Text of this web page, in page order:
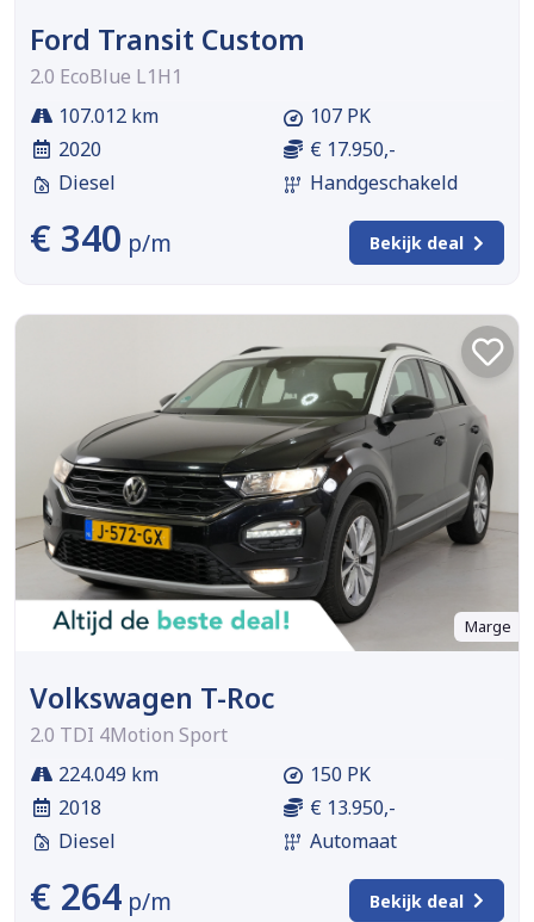
Ford Transit Custom
2.0 EcoBlue L1H1
107.012 km
2020
Diesel
107 PK
€ 17.950,-
Handgeschakeld
€ 340 p/m Bekijk deal
Marge
Volkswagen T-Roc
2.0 TDI 4Motion Sport
224.049 km
2018
Diesel
150 PK
€ 13.950,-
Automaat
€ 264 p/m Bekijk deal